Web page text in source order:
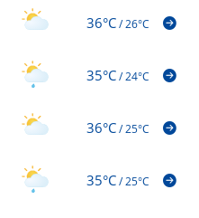
36°C/26°C
35°C/24°C
36°C/25°C
35°C/25°C